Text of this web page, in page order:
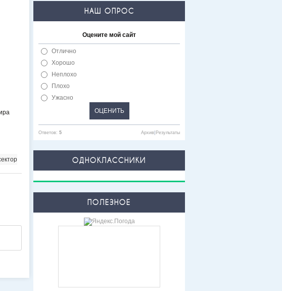
НАШ ОПРОС
Оцените мой сайт
Отлично
Хорошо
Неплохо
Плохо
Ужасно
Ответов: 5 Результаты
Архив
ОДНОКЛАССНИКИ
ПОЛЕЗНОЕ